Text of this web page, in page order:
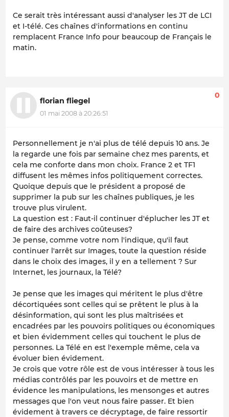
Ce serait très intéressant aussi d'analyser les JT de LCI
et I-télé. Ces chaînes d'informations en continu
remplacent France Info pour beaucoup de Français le
matin.
florian fliegel
01 mai 2008 à 20:26:51
0
Personnellement je n'ai plus de télé depuis 10 ans. Je
la regarde une fois par semaine chez mes parents, et
cela me conforte dans mon choix. France 2 et TF1
diffusent les mêmes infos politiquement correctes.
Quoique depuis que le président a proposé de
supprimer la pub sur les chaînes publiques, je les
trouve plus virulent.
La question est : Faut-il continuer d'éplucher les JT et
de faire des archives coûteuses?
Je pense, comme votre nom l'indique, qu'il faut
continuer l'arrêt sur Images, toute la question réside
dans le choix des images, il y en a tellement ? Sur
Internet, les journaux, la Télé?
Je pense que les images qui méritent le plus d'être
décortiquées sont celles qui se prêtent le plus à la
désinformation, qui sont les plus maîtrisées et
encadrées par les pouvoirs politiques ou économiques
et bien évidemment celles qui touchent le plus de
personnes. La Télé en est l'exemple même, cela va
évoluer bien évidement.
Je crois que votre rôle est de vous intéresser à tous les
médias contrôlés par les pouvoirs et de mettre en
évidence les manipulations, les mensonges et autres
messages que l'on veut nous faire passer. Et bien
évidement à travers ce décryptage, de faire ressortir